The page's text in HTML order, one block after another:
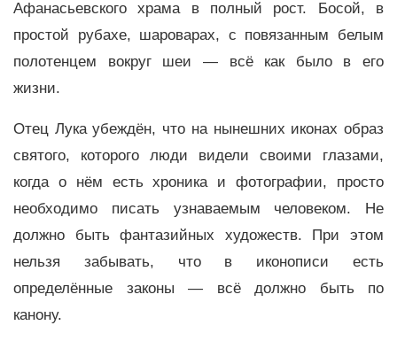
Афанасьевского храма в полный рост. Босой, в
простой рубахе, шароварах, с повязанным белым
полотенцем вокруг шеи — всё как было в его
жизни.
Отец Лука убеждён, что на нынешних иконах образ
святого, которого люди видели своими глазами,
когда о нём есть хроника и фотографии, просто
необходимо писать узнаваемым человеком. Не
должно быть фантазийных художеств. При этом
нельзя забывать, что в иконописи есть
определённые законы — всё должно быть по
канону.